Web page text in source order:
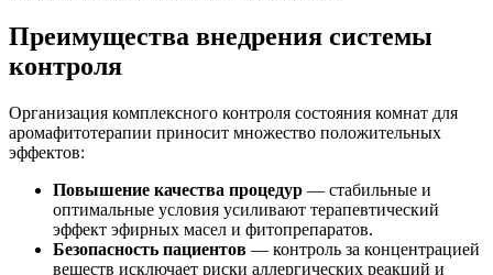
Преимущества внедрения системы
контроля
Организация комплексного контроля состояния комнат для
аромафитотерапии приносит множество положительных
эффектов:
Повышение качества процедур — стабильные и
оптимальные условия усиливают терапевтический
эффект эфирных масел и фитопрепаратов.
Безопасность пациентов — контроль за концентрацией
веществ исключает риски аллергических реакций и